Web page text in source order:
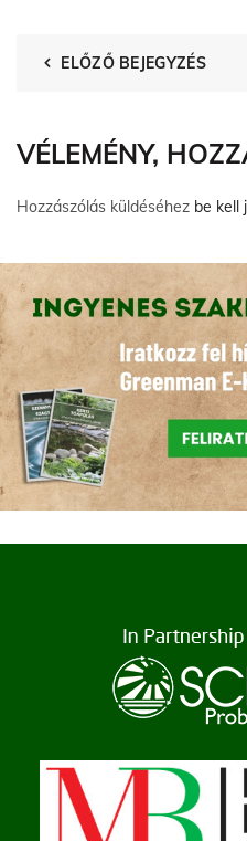
ELŐZŐ BEJEGYZÉS
VÉLEMÉNY,
Hozzászólás küldéséhez be kell